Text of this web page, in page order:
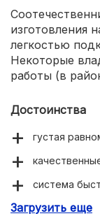
изготовления
легкостью
Некоторые
работы (в
Достоинства
густая
система
легкость
Загрузить еще